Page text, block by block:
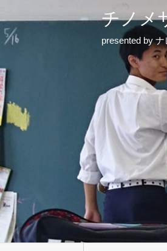
チノメ
presented by